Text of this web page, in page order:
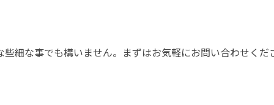
些細な事でも構いません。 まずはお気軽にお問い合わせくだ